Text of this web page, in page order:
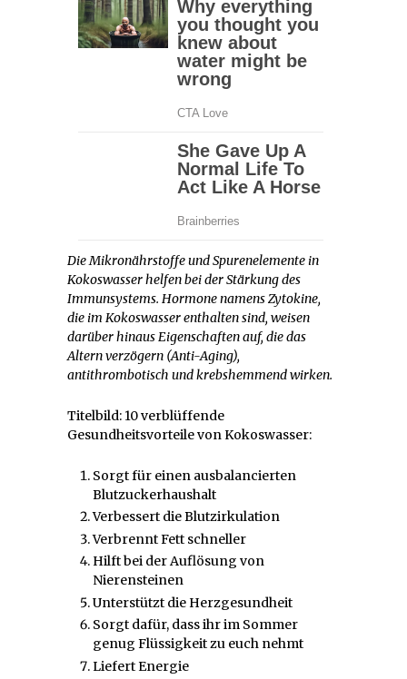
Die Mikronährstoffe und Spurenelemente in
Kokoswasser helfen bei der Stärkung des
Immunsystems. Hormone namens Zytokine,
die im Kokoswasser enthalten sind, weisen
darüber hinaus Eigenschaften auf, die das
Altern verzögern (Anti-Aging),
antithrombotisch und krebshemmend wirken.
Titelbild: 10 verblüffende
Gesundheitsvorteile von Kokoswasser:
Sorgt für einen ausbalancierten
Blutzuckerhaushalt
Verbessert die Blutzirkulation
Verbrennt Fett schneller
Hilft bei der Auflösung von
Nierensteinen
Unterstützt die Herzgesundheit
Sorgt dafür, dass ihr im Sommer
genug Flüssigkeit zu euch nehmt
Liefert Energie